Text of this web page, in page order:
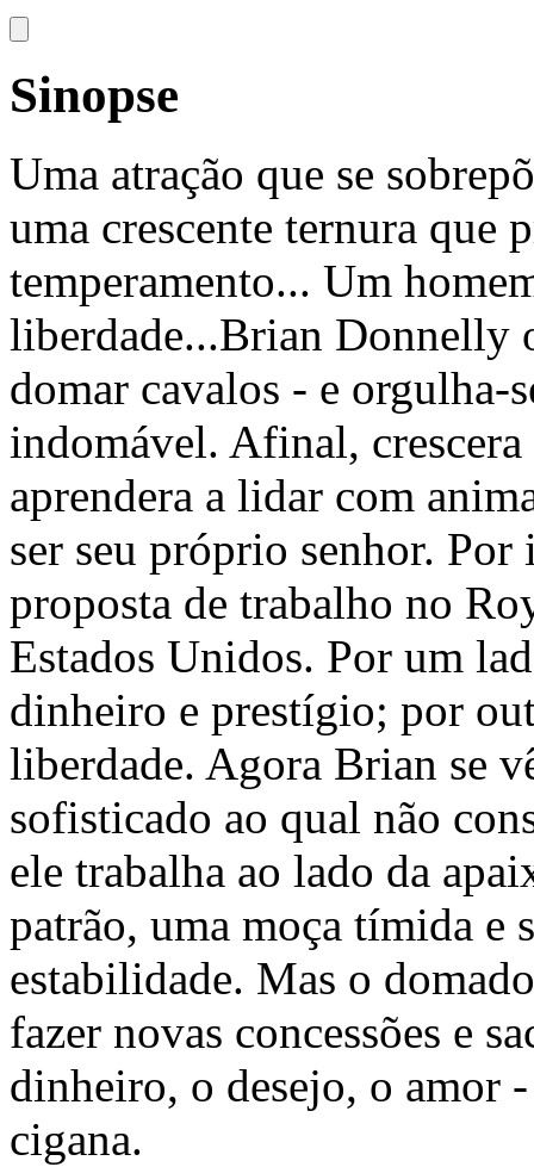
Sinopse
Uma atração que se
uma crescente ternura que
temperamento... Um
liberdade...Brian Donnelly
domar cavalos - e orgulha-
indomável. Afinal,
aprendera a lidar com
ser seu próprio senhor. Por
proposta de trabalho no
Estados Unidos. Por um
dinheiro e prestígio; por
liberdade. Agora Brian se
sofisticado ao qual não
ele trabalha ao lado da
patrão, uma moça tímida e
estabilidade. Mas o
fazer novas concessões e
dinheiro, o desejo, o amor
cigana.